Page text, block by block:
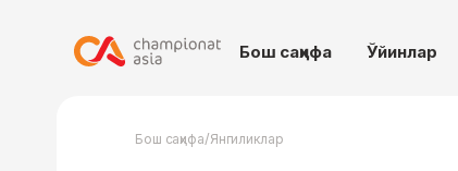
Бош саҳифа Ўйинлар
Бош саҳифа/Янгиликлар